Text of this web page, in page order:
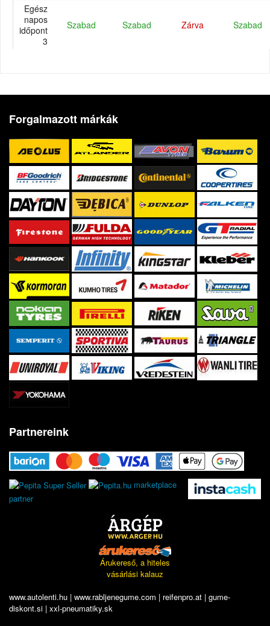
Egész
napos
időpont
3
Szabad Szabad Zárva Szabad
Forgalmazott márkák
Partnereink
marketplace
partner
Árukereső, a hiteles
vásárlási kalauz
www.autolenti.hu | www.rabljenegume.com | reifenpro.at | gume-
diskont.si | xxl-pneumatiky.sk